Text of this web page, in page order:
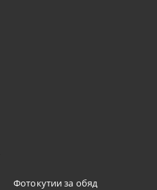
Фотокутии за обяд